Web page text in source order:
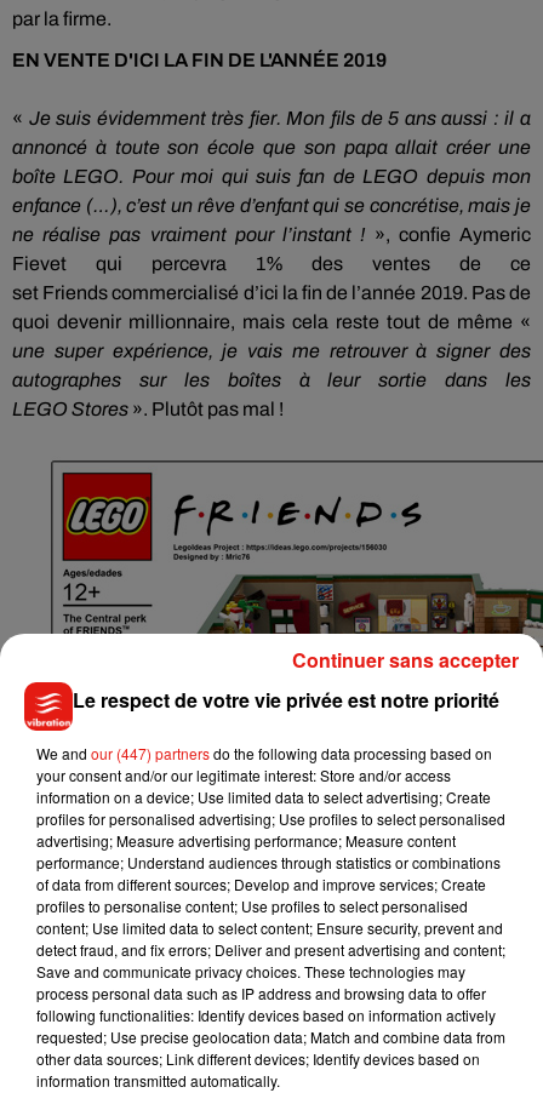
par la firme.
EN VENTE D'ICI LA FIN DE L'ANNÉE 2019
« Je suis évidemment très fier. Mon fils de 5 ans aussi : il a
annoncé à touteson école que son papa allait créer une
boîte LEGO. Pour moi qui suis fan de LEGO depuis mon
enfance (…), c’est un rêve d’enfant qui se concrétise, mais je
ne réalise pas vraiment pour l’instant ! », confie Aymeric
Fievet qui percevra
1%
des ventes de ce
set Friends commercialisé d’ici la fin de l’année 2019. Pas de
quoi devenir millionnaire, mais cela reste tout de même «
une super expérience, je vais me retrouver à signer des
autographes sur les boîtes à leur sortie dans les
LEGO Stores ». Plutôt pas mal !
Musique
Le respect de votre vie privée est notre priorité
We and our (447) partnersdo the following data processing based on
your consent and/or our legitimate interest: Store and/or access
information on a device; Use limited data to select advertising; Create
profiles for personalised advertising; Use profiles to select personalised
advertising; Measure advertising performance; Measure content
performance; Understand audiences through statistics or combinations
of data from different sources; Develop and improve services; Create
profiles to personalise content; Use profiles to select personalised
content; Use limited data to select content; Ensure security, prevent and
detect fraud, and fix errors; Deliver and present advertising and content;
Save and communicate privacy choices. These technologies may
process personal data such as IP address and browsing data to offer
following functionalities: Identify devices based on information actively
requested; Use precise geolocation data; Match and combine data from
other data sources; Link different devices; Identify devices based on
information transmitted automatically.
Continuer sans accepter